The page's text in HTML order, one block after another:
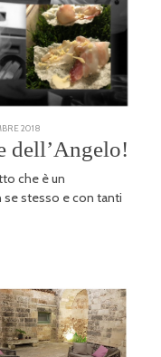
2018
GENNAIO
2026
dell’Angelo!
che è un
se stesso e con tanti